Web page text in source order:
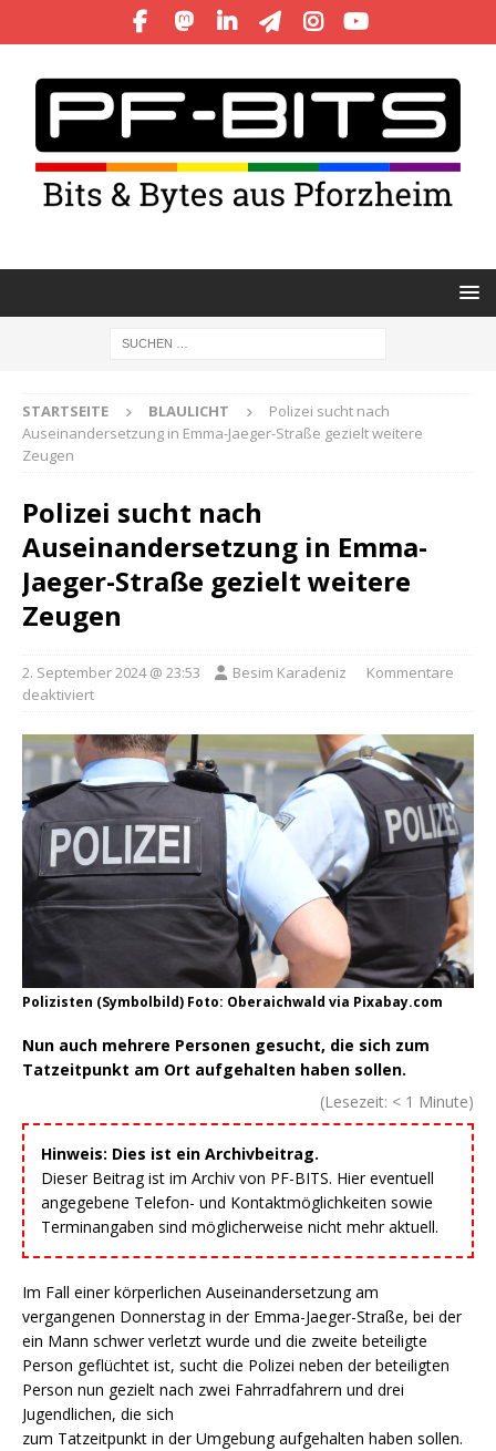
STARTSEITE BLAULICHT
Polizei sucht nach
Auseinandersetzung in Emma-Jaeger-Straße gezielt weitere
Zeugen
Polizei sucht nach
Auseinandersetzung in Emma-
Jaeger-Straße gezielt weitere
Zeugen
2. September 2024 @ 23:53 Besim Karadeniz
Kommentare
deaktiviert
Polizisten (Symbolbild) Foto: Oberaichwald via Pixabay.com
Nun auch mehrere Personen gesucht, die sich zum
Tatzeitpunkt am Ort aufgehalten haben sollen.
(Lesezeit: < 1 Minute)
Hinweis: Dies ist ein Archivbeitrag.
Dieser Beitrag ist im Archiv von PF-BITS. Hier eventuell
angegebene Telefon- und Kontaktmöglichkeiten sowie
Terminangaben sind möglicherweise nicht mehr aktuell.
Im Fall einer körperlichen Auseinandersetzung am
vergangenen Donnerstag in der Emma-Jaeger-Straße, bei der
ein Mann schwer verletzt wurde und die zweite beteiligte
Person geflüchtet ist, sucht die Polizei neben der beteiligten
Person nun gezielt nach zwei Fahrradfahrern und drei
Jugendlichen, die sich
zum Tatzeitpunkt in der Umgebung aufgehalten haben sollen.